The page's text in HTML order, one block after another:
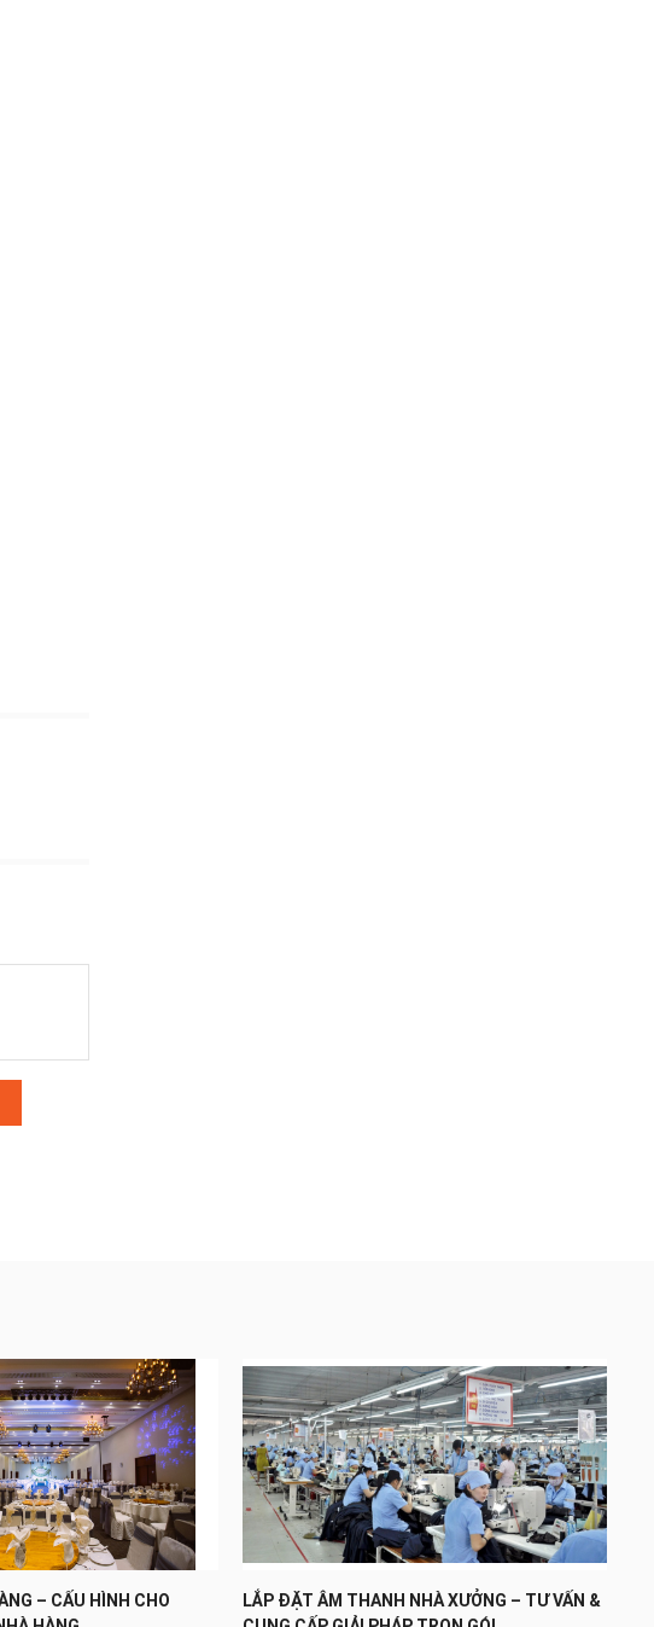
– CẤU HÌNH CHO
LẮP ĐẶT ÂM THANH NHÀ XƯỞNG – TƯ VẤN &